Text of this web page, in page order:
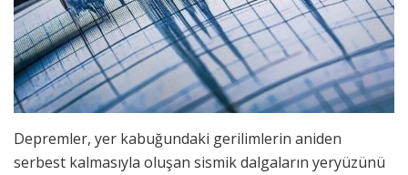
Depremler, yer kabuğundaki gerilimlerin aniden
serbest kalmasıyla oluşan sismik dalgaların yeryüzünü